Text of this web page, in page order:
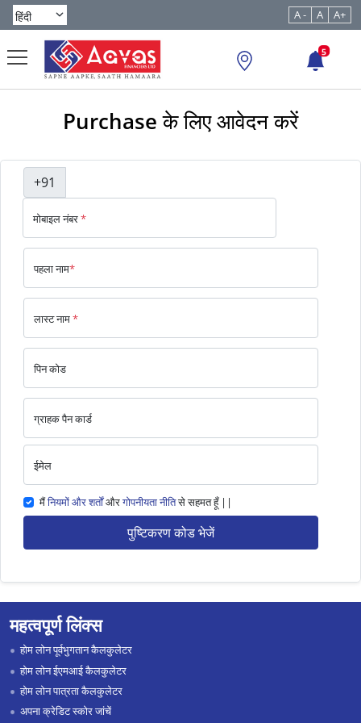
A - A A+
5
Purchase के लिए आवेदन करें
+91
मोबाइल नंबर*
पहला नाम*
लास्ट नाम*
पिन कोड
ग्राहक पैन कार्ड
ईमेल
मैंनियमों और शर्तोंऔरगोपनीयता नीतिसे सहमत हूँ ||
पुष्टिकरण कोड भेजें
महत्वपूर्ण लिंक्स
होम लोन पूर्वभुगतान कैलकुलेटर
होम लोन ईएमआई कैलकुलेटर
होम लोन पात्रता कैलकुलेटर
अपना क्रेडिट स्कोर जांचें